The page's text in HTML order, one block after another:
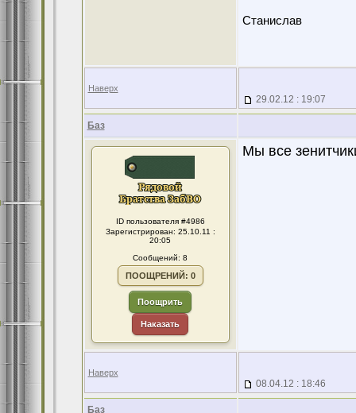
Станислав
Наверх
29.02.12 : 19:07
Баз
ID пользователя #4986
Зарегистрирован: 25.10.11 :
20:05
Сообщений: 8
ПООЩРЕНИЙ: 0
Поощрить
Наказать
Мы все
Наверх
08.04.12 : 18:46
Баз